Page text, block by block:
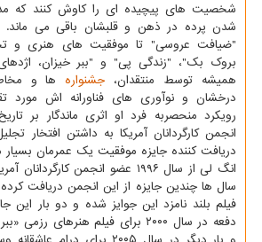
شخصیت های پیچیده ای را کاوش کنند که
شدن پرده در ذهن و قلبشان باقی می ماند. از
"ضیافت عروسی" تا موفقیت های هنری و
بروک بک"، "زندگی پی" و "ببر خیزان،
همیشه توسط منتقدان، جشنواره ها و
درخشان و نوآوری های فناورانه اش مورد
رویکرد منحصربه فرد او اثری ماندگار بر
انجمن کارگردانان آمریکا به داشتن افتخار
دریافت کننده جایزه موفقیت یک عمرمان
انگ لی از سال ۱۹۹۶ عضو انجمن
سال ها چندین جایزه از این انجمن دریافت
فیلم بلند نامزد این جوایز شده و دو بار این
دفعه در سال ۲۰۰۰ برای فیلم هنرهای